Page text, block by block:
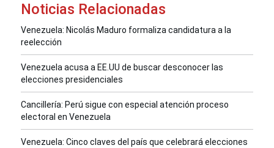
Noticias Relacionadas
Venezuela: Nicolás Maduro formaliza candidatura a la
reelección
Venezuela acusa a EE.UU de buscar desconocer las
elecciones presidenciales
Cancillería: Perú sigue con especial atención proceso
electoral en Venezuela
Venezuela: Cinco claves del país que celebrará elecciones